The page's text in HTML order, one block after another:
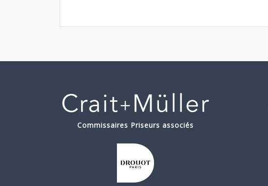
Commissaires Priseurs associés